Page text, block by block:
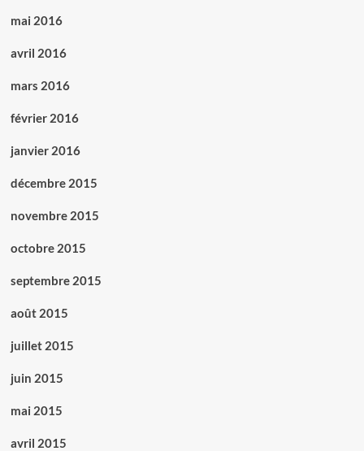
mai 2016
avril 2016
mars 2016
février 2016
janvier 2016
décembre 2015
novembre 2015
octobre 2015
septembre 2015
août 2015
juillet 2015
juin 2015
mai 2015
avril 2015